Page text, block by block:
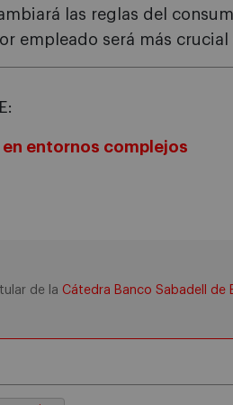
las reglas del
empleado será más crucial
en entornos complejos
de la Cátedra Banco Sabadell de